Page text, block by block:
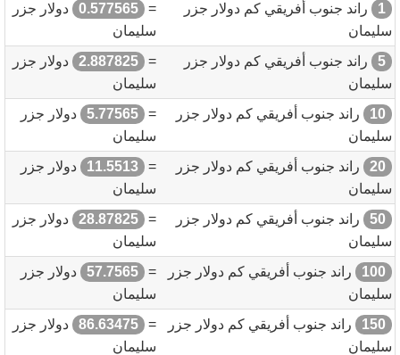
1
راند جنوب أفريقي كم دولار جزر
سليمان
=
0.577565
دولار جزر
سليمان
5
راند جنوب أفريقي كم دولار جزر
سليمان
=
2.887825
دولار جزر
سليمان
10
راند جنوب أفريقي كم دولار جزر
سليمان
=
5.77565
دولار جزر
سليمان
20
راند جنوب أفريقي كم دولار جزر
سليمان
=
11.5513
دولار جزر
سليمان
50
راند جنوب أفريقي كم دولار جزر
سليمان
=
28.87825
دولار جزر
سليمان
100
راند جنوب أفريقي كم دولار جزر
سليمان
=
57.7565
دولار جزر
سليمان
150
راند جنوب أفريقي كم دولار جزر
سليمان
=
86.63475
دولار جزر
سليمان